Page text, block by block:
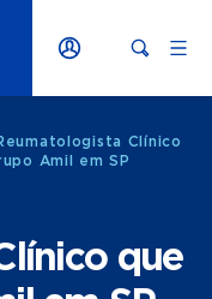
Clínico
Amil em SP
que